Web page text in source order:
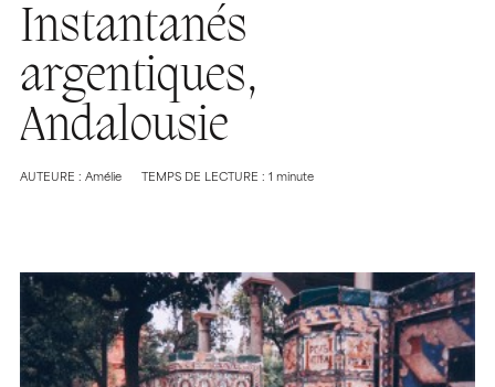
Instantanés
argentiques,
Andalousie
AUTEURE : Amélie TEMPS DE LECTURE : 1 minute